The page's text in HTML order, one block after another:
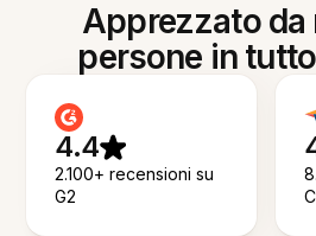
Apprezzato da
persone in
4.4
2.100+ recensioni su
G2